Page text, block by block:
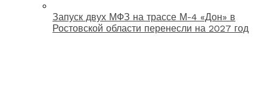
Запуск двух МФЗ на трассе М-4 «Дон» в
Ростовской области перенесли на 2027 год